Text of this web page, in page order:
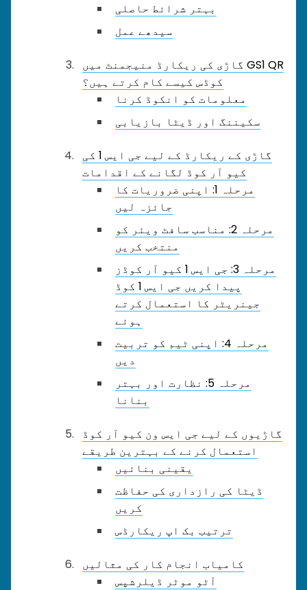
بہتر شرائط حاصلی
سیدھے عمل
گاڑی کی ریکارڈ منیجمنٹ میں GS1 QR
کوڈس کیسے کام کرتے ہیں؟
معلومات کو انکوڈ کرنا
سکیننگ اور ڈیٹا بازیابی
گاڑی کے ریکارڈ کے لیے جی ایس 1 کی
کیو آر کوڈ لگانے کے اقدامات
مرحلہ 1: اپنی ضروریات کا
جائزہ لیں
مرحلہ 2: مناسب سافٹ ویئر کو
منتخب کریں
مرحلہ 3: جی ایس 1 کیو آر کوڈز
پیدا کریں جی ایس 1 کوڈ
جینریٹر کا استعمال کرتے
ہوئے
مرحلہ 4: اپنی ٹیم کو تربیت
دیں
مرحلہ 5: نظارت اور بہتر
بنانا
گاڑیوں کے لیے جی ایس ون کیو آر کوڈ
استعمال کرنے کے بہترین طریقے
یقینی بنائیں
ڈیٹا کی رازداری کی حفاظت
کریں
ترتیب بک اپ ریکارڈس
کامیاب انجام کار کی مثالیں
آٹو موٹر ڈیلرشپس